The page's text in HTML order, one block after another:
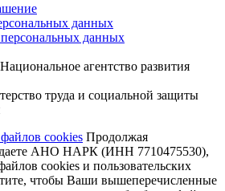
данных
данных
агентство развития
труда и социальной защиты
cookies Продолжая
даете АНО НАРК (ИНН 7710475530),
cookies и пользовательских
чтобы Ваши вышеперечисленные